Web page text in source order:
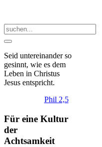
Seid untereinanderso
gesinnt, wie es dem
Leben in Christus
Jesus entspricht.
Phil 2,5
Für eine Kultur
der
Achtsamkeit